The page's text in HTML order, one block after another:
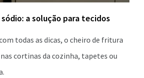
a solução para tecidos
todas as dicas, o cheiro de fritura
cortinas da cozinha, tapetes ou